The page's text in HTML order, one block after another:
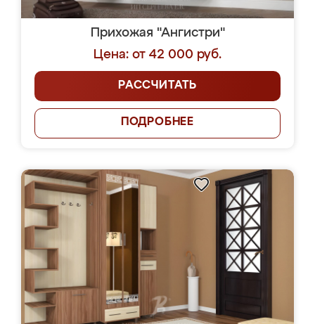
Прихожая "Ангистри"
Цена: от 42 000 руб.
РАССЧИТАТЬ
ПОДРОБНЕЕ